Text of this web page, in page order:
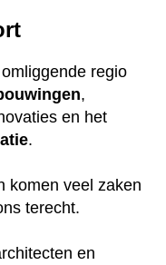
regio
,
en het
.
komen veel zaken
terecht.
en